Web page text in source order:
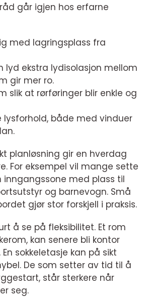
går igjen hos erfarne
med lagringsplass fra
lyd ekstra lydisolasjon mellom
gir mer ro.
slik at rørføringer blir enkle og
lysforhold, både med vinduer
planløsning gir en hverdag
For eksempel vil mange sette
inngangssone med plass til
og barnevogn. Små
gjør stor forskjell i praksis.
å se på fleksibilitet. Et rom
kan senere bli kontor
sokkeletasje kan på sikt
De som setter av tid til å
står sterkere når
seg.